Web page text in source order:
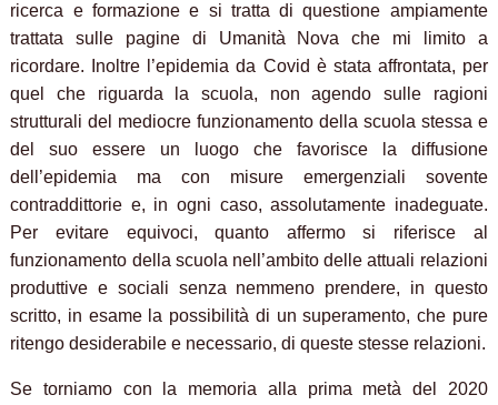
ricerca e formazione e si tratta di questione ampiamente
trattata sulle pagine di Umanità Nova che mi limito a
ricordare. Inoltre l’epidemia da Covid è stata affrontata, per
quel che riguarda la scuola, non agendo sulle ragioni
strutturali del mediocre funzionamento della scuola stessa e
del suo essere un luogo che favorisce la diffusione
dell’epidemia ma con misure emergenziali sovente
contraddittorie e, in ogni caso, assolutamente inadeguate.
Per evitare equivoci, quanto affermo si riferisce al
funzionamento della scuola nell’ambito delle attuali relazioni
produttive e sociali senza nemmeno prendere, in questo
scritto, in esame la possibilità di un superamento, che pure
ritengo desiderabile e necessario, di queste stesse relazioni.
Se torniamo con la memoria alla prima metà del 2020